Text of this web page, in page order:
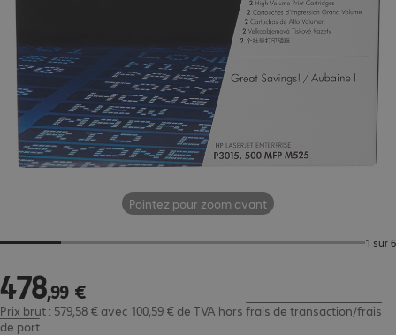
Pointez pour zoom avant
1 sur 6
478,99 €
478,99 €
Prix brut : 579,58 € avec 100,59 € de TVA hors frais de transaction/frais
de port